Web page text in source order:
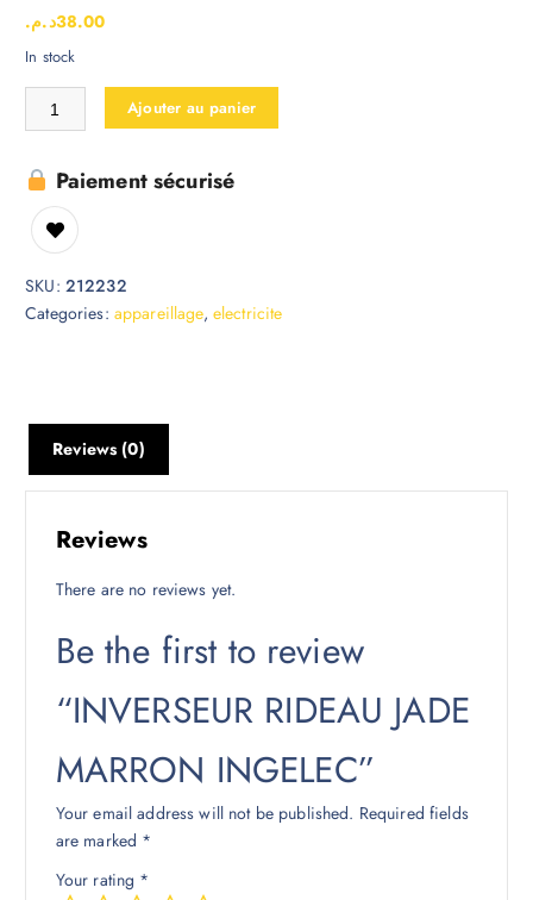
38.00د.م.
In stock
Ajouter au panier
Paiement sécurisé
SKU: 212232
Categories: appareillage, electricite
Reviews (0)
Reviews
There are no reviews yet.
Be the first to review
“INVERSEUR RIDEAU JADE
MARRON INGELEC”
Your email address will not be published. Required fields
are marked *
Your rating *